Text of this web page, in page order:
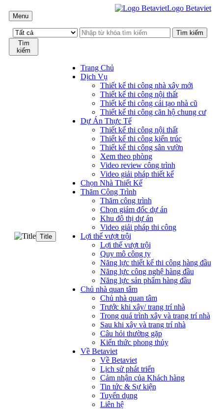
Menu
Logo Betaviet
Tìm
kiếm
Title
Trang Chủ
Dịch Vụ
Thiết kế thi công nhà xây mới
Thiết kế thi công nội thất
Thiết kế thi công cải tạo nhà cũ
Thiết kế thi công căn hộ chung cư
Dự Án Thực Tế
Thiết kế thi công nội thất
Thiết kế thi công kiến trúc
Thiết kế thi công sân vườn
Xem theo phòng
Video review công trình
Video giải pháp thiết kế
Chọn Nhà Thiết Kế
Thăm Công Trình
Thăm công trình
Chọn giám đốc dự án
Khu đô thị dự án
Video giải pháp thi công
Lợi thế vượt trội
Lợi thế vượt trội
Quy mô công ty
Năng lực thiết kế thi công hàng đầu
Năng lực công nghệ hàng đầu
Năng lực sản phẩm hàng đầu
Chủ nhà quan tâm
Chủ nhà quan tâm
Trước khi xây/ trang trí nhà
Trong quá trình xây và trang trí nhà
Sau khi xây và trang trí nhà
Câu hỏi thường gặp
Kiến thức phong thủy
Về Betaviet
Về Betaviet
Lịch sử phát triển
Cảm nhận của Khách hàng
Tin tức & Sự kiện
Tuyển dụng
Liên hệ